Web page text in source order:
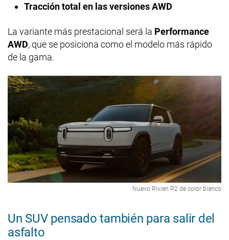
Tracción total en las versiones AWD
La variante más prestacional será la Performance
AWD, que se posiciona como el modelo más rápido
de la gama.
Nuevo Rivian R2 de color blanco
Un SUV pensado también para salir del
asfalto